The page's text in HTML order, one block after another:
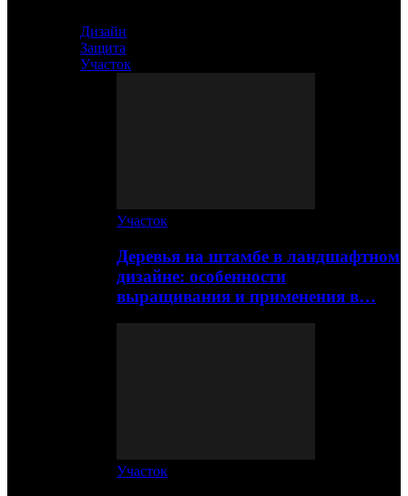
Дизайн
Защита
Участок
Участок
Деревья на штамбе в ландшафтном
дизайне: особенности
выращивания и применения в…
Участок